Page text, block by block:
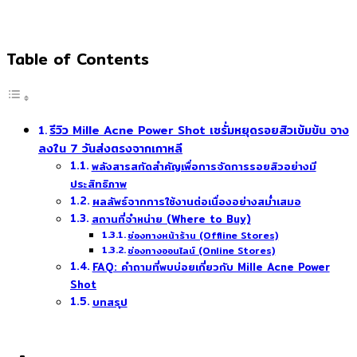
Table of Contents
รีวิว Mille Acne Power Shot เซรั่มหยุดรอยสิวเข้มข้น จาง
ลงใน 7 วันส่งตรงจากเกาหลี
พลังสารสกัดสำคัญเพื่อการจัดการรอยสิวอย่างมี
ประสิทธิภาพ
ผลลัพธ์จากการใช้งานต่อเนื่องอย่างสม่ำเสมอ
สถานที่จำหน่าย (Where to Buy)
ช่องทางหน้าร้าน (Offline Stores)
ช่องทางออนไลน์ (Online Stores)
FAQ: คำถามที่พบบ่อยเกี่ยวกับ Mille Acne Power
Shot
บทสรุป